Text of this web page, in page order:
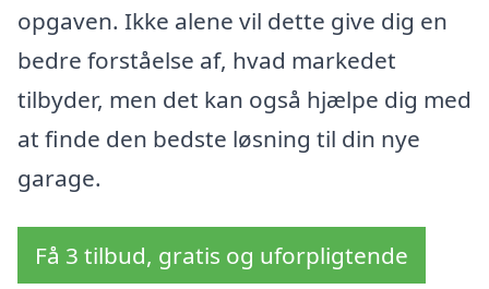
opgaven. Ikke alene vil dette give dig en
bedre forståelse af, hvad markedet
tilbyder, men det kan også hjælpe dig med
at finde den bedste løsning til din nye
garage.
Få 3 tilbud, gratis og uforpligtende